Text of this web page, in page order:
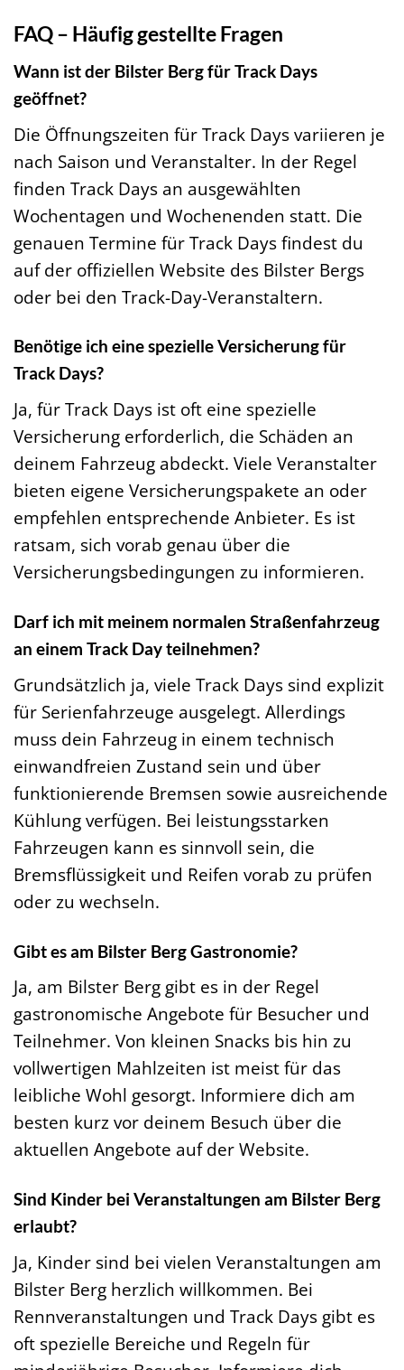
FAQ – Häufig gestellte Fragen
Wann ist der Bilster Berg für Track Days
geöffnet?
Die Öffnungszeiten für Track Days variieren je
nach Saison und Veranstalter. In der Regel
finden Track Days an ausgewählten
Wochentagen und Wochenenden statt. Die
genauen Termine für Track Days findest du
auf der offiziellen Website des Bilster Bergs
oder bei den Track-Day-Veranstaltern.
Benötige ich eine spezielle Versicherung für
Track Days?
Ja, für Track Days ist oft eine spezielle
Versicherung erforderlich, die Schäden an
deinem Fahrzeug abdeckt. Viele Veranstalter
bieten eigene Versicherungspakete an oder
empfehlen entsprechende Anbieter. Es ist
ratsam, sich vorab genau über die
Versicherungsbedingungen zu informieren.
Darf ich mit meinem normalen Straßenfahrzeug
an einem Track Day teilnehmen?
Grundsätzlich ja, viele Track Days sind explizit
für Serienfahrzeuge ausgelegt. Allerdings
muss dein Fahrzeug in einem technisch
einwandfreien Zustand sein und über
funktionierende Bremsen sowie ausreichende
Kühlung verfügen. Bei leistungsstarken
Fahrzeugen kann es sinnvoll sein, die
Bremsflüssigkeit und Reifen vorab zu prüfen
oder zu wechseln.
Gibt es am Bilster Berg Gastronomie?
Ja, am Bilster Berg gibt es in der Regel
gastronomische Angebote für Besucher und
Teilnehmer. Von kleinen Snacks bis hin zu
vollwertigen Mahlzeiten ist meist für das
leibliche Wohl gesorgt. Informiere dich am
besten kurz vor deinem Besuch über die
aktuellen Angebote auf der Website.
Sind Kinder bei Veranstaltungen am Bilster Berg
erlaubt?
Ja, Kinder sind bei vielen Veranstaltungen am
Bilster Berg herzlich willkommen. Bei
Rennveranstaltungen und Track Days gibt es
oft spezielle Bereiche und Regeln für